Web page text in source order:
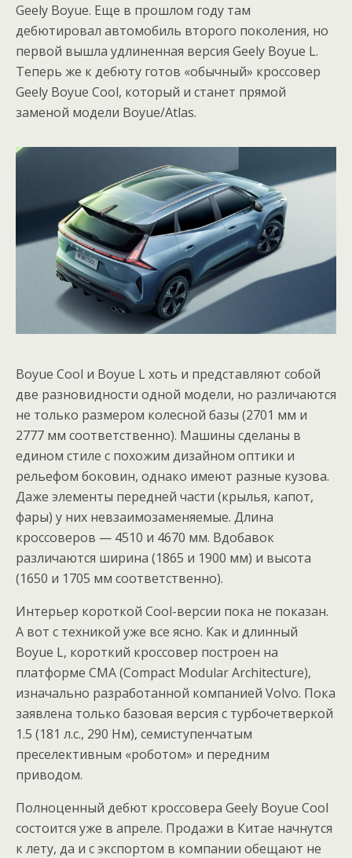
Geely Boyue. Еще в прошлом году там
дебютировал автомобиль второго поколения, но
первой вышла удлиненная версия Geely Boyue L.
Теперь же к дебюту готов «обычный» кроссовер
Geely Boyue Cool, который и станет прямой
заменой модели Boyue/Atlas.
Boyue Cool и Boyue L хоть и представляют собой
две разновидности одной модели, но различаются
не только размером колесной базы (2701 мм и
2777 мм соответственно). Машины сделаны в
едином стиле с похожим дизайном оптики и
рельефом боковин, однако имеют разные кузова.
Даже элементы передней части (крылья, капот,
фары) у них невзаимозаменяемые. Длина
кроссоверов — 4510 и 4670 мм. Вдобавок
различаются ширина (1865 и 1900 мм) и высота
(1650 и 1705 мм соответственно).
Интерьер короткой Cool-версии пока не показан.
А вот с техникой уже все ясно. Как и длинный
Boyue L, короткий кроссовер построен на
платформе CMA (Compact Modular Architecture),
изначально разработанной компанией Volvo. Пока
заявлена только базовая версия с турбочетверкой
1.5 (181 л.с., 290 Нм), семиступенчатым
преселективным «роботом» и передним
приводом.
Полноценный дебют кроссовера Geely Boyue Cool
состоится уже в апреле. Продажи в Китае начнутся
к лету, да и с экспортом в компании обещают не